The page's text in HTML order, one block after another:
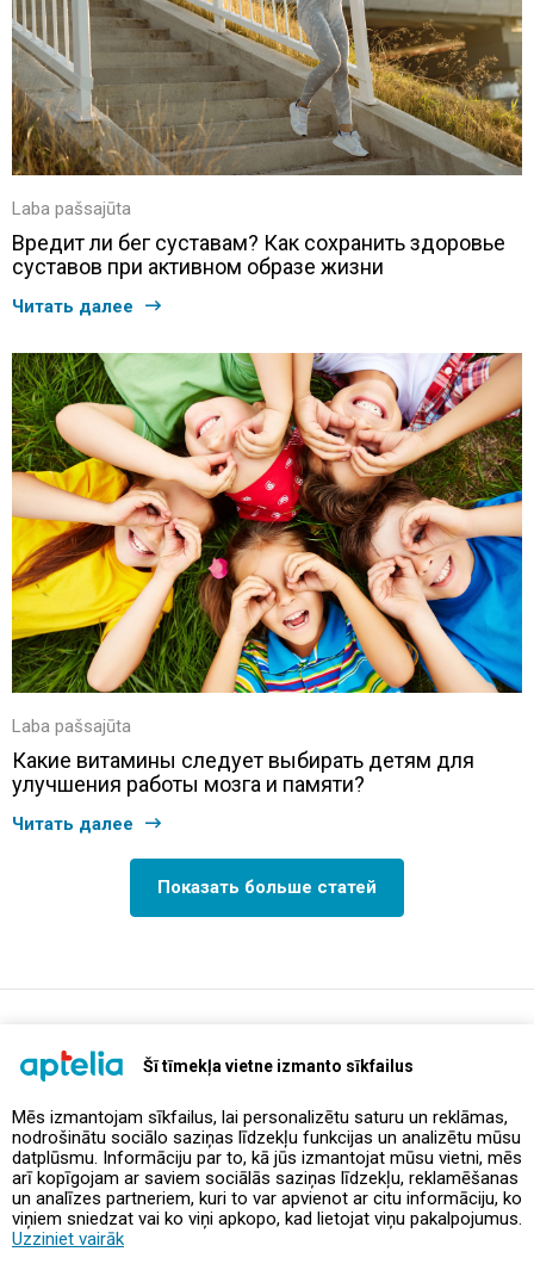
Šī tīmekļa vietne izmanto sīkfailus
Mēs izmantojam sīkfailus, lai personalizētu saturu un reklāmas,
nodrošinātu sociālo saziņas līdzekļu funkcijas un analizētu mūsu
datplūsmu. Informāciju par to, kā jūs izmantojat mūsu vietni, mēs
arī kopīgojam ar saviem sociālās saziņas līdzekļu, reklamēšanas
un analīzes partneriem, kuri to var apvienot ar citu informāciju, ko
viņiem sniedzat vai ko viņi apkopo, kad lietojat viņu pakalpojumus.
Uzziniet vairāk
Laba pašsajūta
Вредит ли бег суставам? Как сохранить здоровье
суставов при активном образе жизни
Читать далее
Laba pašsajūta
Какие витамины следует выбирать детям для
улучшения работы мозга и памяти?
Читать далее
Показать больше статей
Предложения и акции
Контакты